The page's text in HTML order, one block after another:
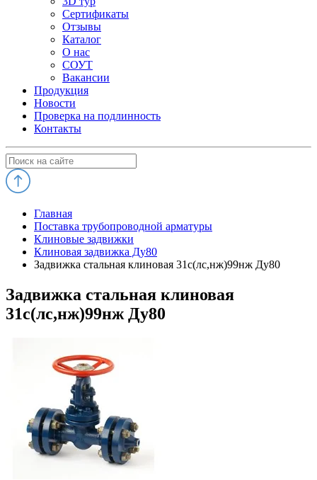
Сертификаты
Отзывы
Каталог
О нас
СОУТ
Вакансии
Продукция
Новости
Проверка на подлинность
Контакты
Главная
Поставка трубопроводной арматуры
Клиновые задвижки
Клиновая задвижка Ду80
Задвижка стальная клиновая 31с(лс,нж)99нж Ду80
Задвижка стальная клиновая
31с(лс,нж)99нж Ду80